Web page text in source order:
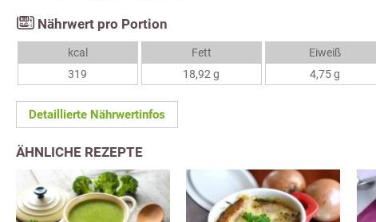
Nährwert pro Portion
kcal
319
Fett
18,92 g
Eiweiß
4,75 g
Detaillierte Nährwertinfos
ÄHNLICHE REZEPTE